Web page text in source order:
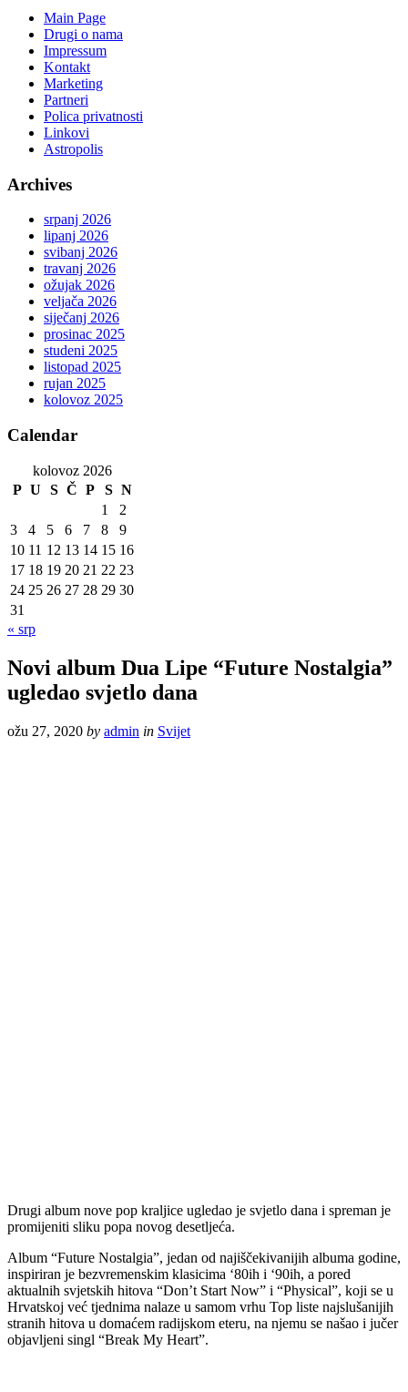
Main Page
Drugi o nama
Impressum
Kontakt
Marketing
Partneri
Polica privatnosti
Linkovi
Astropolis
Archives
srpanj 2026
lipanj 2026
svibanj 2026
travanj 2026
ožujak 2026
veljača 2026
siječanj 2026
prosinac 2025
studeni 2025
listopad 2025
rujan 2025
kolovoz 2025
Calendar
kolovoz 2026
P U S Č P S N
1
2
3
4 5 6 7 8
9
10 11 12 13 14 15 16
17 18 19 20 21 22 23
24 25 26 27 28 29 30
31
« srp
Novi album Dua Lipe “Future Nostalgia”
ugledao svjetlo dana
ožu 27, 2020 by admin in Svijet
Drugi album nove pop kraljice ugledao je svjetlo dana i spreman je
promijeniti sliku popa novog desetljeća.
Album “Future Nostalgia”, jedan od najiščekivanijih albuma godine,
inspiriran je bezvremenskim klasicima ‘80ih i ‘90ih, a pored
aktualnih svjetskih hitova “Don’t Start Now” i “Physical”, koji se u
Hrvatskoj već tjednima nalaze u samom vrhu Top liste najslušanijih
stranih hitova u domaćem radijskom eteru, na njemu se našao i jučer
objavljeni singl “Break My Heart”.